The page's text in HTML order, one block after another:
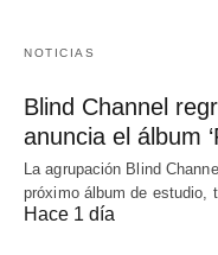
NOTICIAS
Blind Channel
anuncia el álbum
La agrupación Blind
próximo álbum de estudio,
Hace 1 día